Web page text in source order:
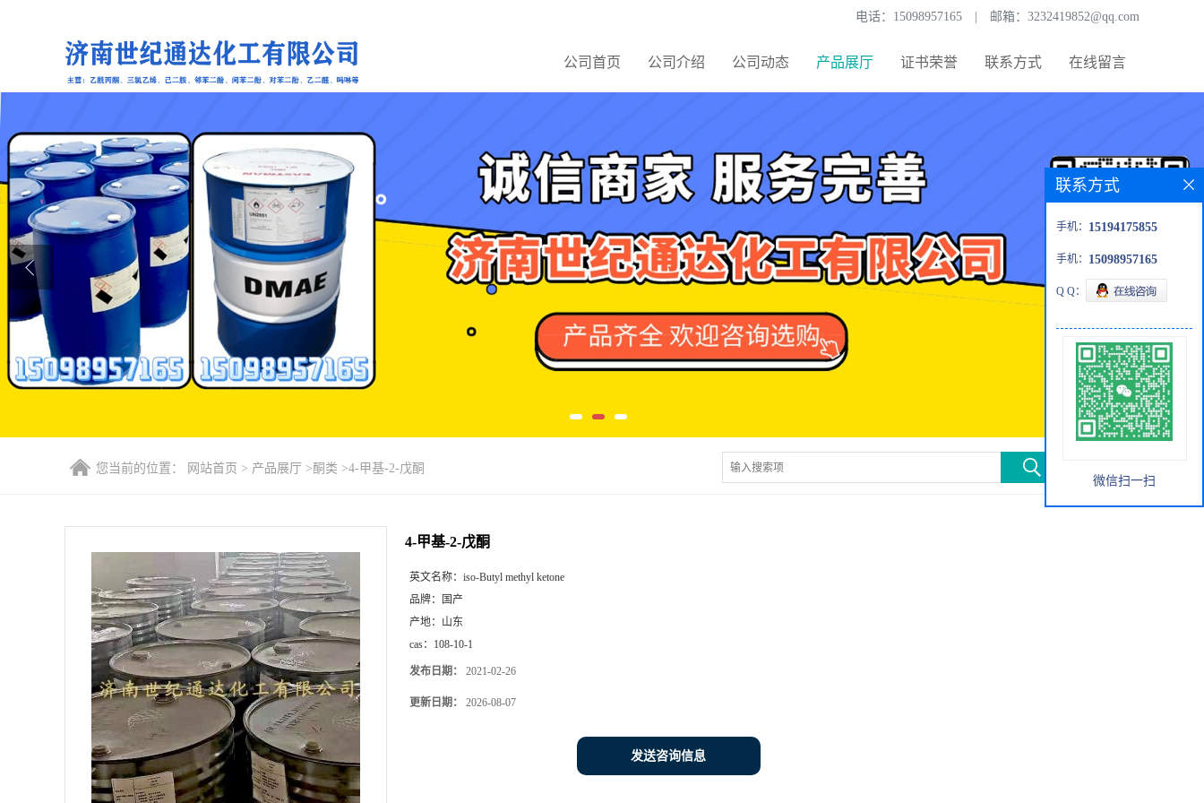
电话： 15098957165 邮箱： 3232419852@qq.com
公司首页 公司介绍 公司动态 产品展厅 证书荣誉 联系方式 在线留言
公司首页
公司动态
产品展厅
证书荣誉
联系方式
在线留言
您当前的位置： 网站首页 > 产品展厅 >酮类 >4-甲基-2-戊酮
4-甲基-2-戊酮
英文名称： iso-Butyl methyl ketone
品牌：
国产
产地： 山东
cas： 108-10-1
发布日期： 2021-02-26
更新日期： 2026-08-07
发送咨询信息
联系方式
手机： 15194175855
手机： 15098957165
Q Q：
微信扫一扫